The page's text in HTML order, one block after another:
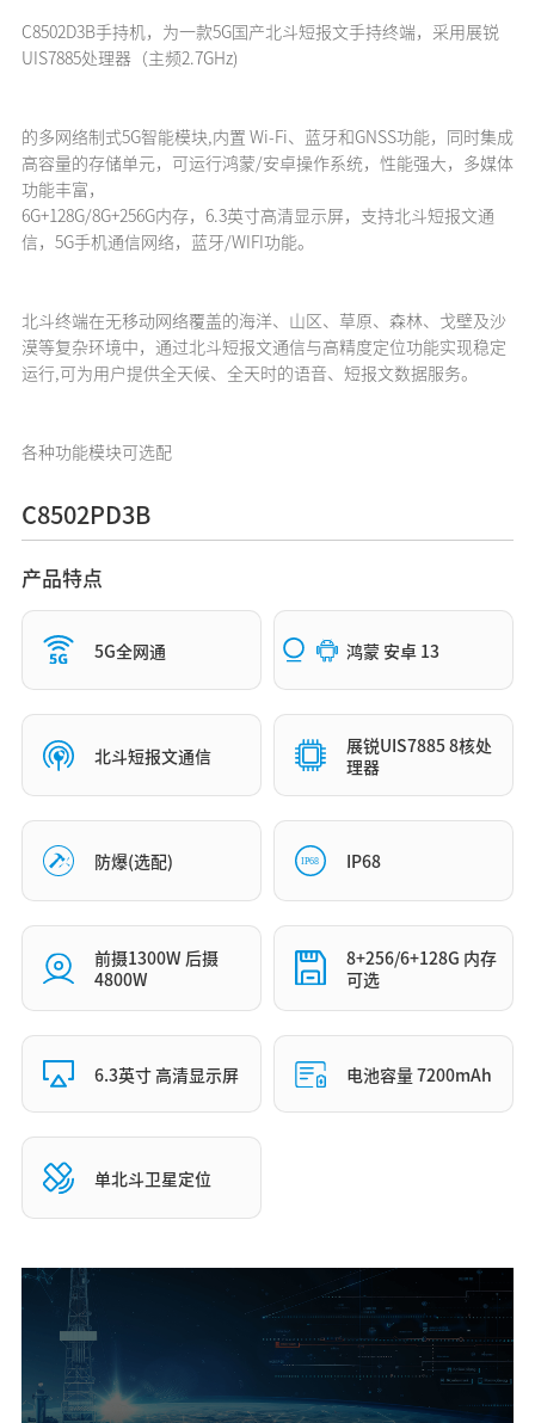
C8502D3B手持机，为一款5G国产北斗短报文手持终端，采用展锐
UIS7885处理器（主频2.7GHz)
的多网络制式5G智能模块,内置 Wi-Fi、蓝牙和GNSS功能，同时集成
高容量的存储单元，可运行鸿蒙/安卓操作系统，性能强大，多媒体
功能丰富，
6G+128G/8G+256G内存，6.3英寸高清显示屏，支持北斗短报文通
信，5G手机通信网络，蓝牙/WIFI功能。
北斗终端在无移动网络覆盖的海洋、山区、草原、森林、戈壁及沙
漠等复杂环境中，通过北斗短报文通信与高精度定位功能实现稳定
运行,可为用户提供全天候、全天时的语音、短报文数据服务。
各种功能模块可选配
C8502PD3B
产品特点
5G全网通 鸿蒙 安卓 13
北斗短报文通信
展锐UIS7885 8核处
理器
防爆(选配) IP68
前摄1300W 后摄
4800W
8+256/6+128G 内存
可选
6.3英寸 高清显示屏 电池容量 7200mAh
单北斗卫星定位